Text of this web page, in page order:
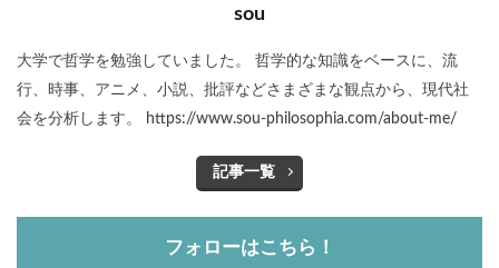
sou
大学で哲学を勉強していました。 哲学的な知識をベースに、流
行、時事、アニメ、小説、批評などさまざまな観点から、現代社
会を分析します。 https://www.sou-philosophia.com/about-me/
記事一覧
フォローはこちら！